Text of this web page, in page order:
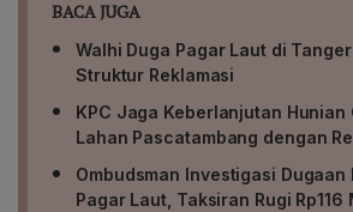
BACA JUGA
Walhi Duga Pagar Laut di
Struktur Reklamasi
KPC Jaga Keberlanjutan Hunian
Lahan Pascatambang dengan
Ombudsman Investigasi
Pagar Laut, Taksiran Rugi Rp116